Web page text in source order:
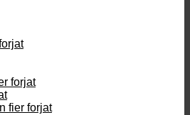
forjat
fier forjat